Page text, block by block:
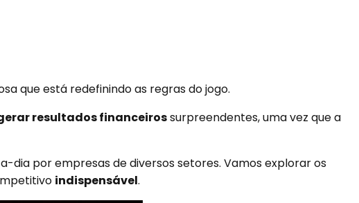
que está redefinindo as regras do jogo.
resultados financeirossurpreendentes, uma vez que a
dia por empresas de diversos setores. Vamos explorar os
indispensável.